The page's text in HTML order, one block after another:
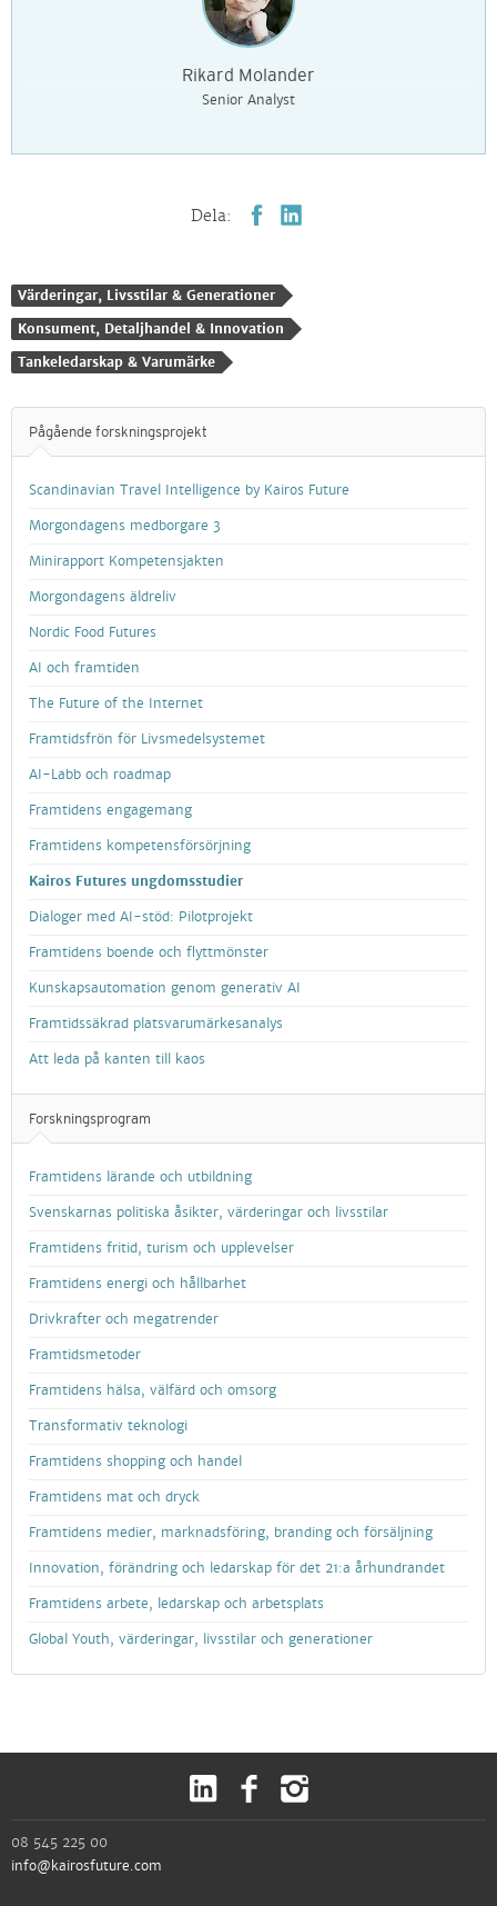
Rikard Molander
Senior Analyst
Dela:
Värderingar, Livsstilar & Generationer
Konsument, Detaljhandel & Innovation
Tankeledarskap & Varumärke
Pågående forskningsprojekt
Scandinavian Travel Intelligence by Kairos Future
Morgondagens medborgare 3
Minirapport Kompetensjakten
Morgondagens äldreliv
Nordic Food Futures
AI och framtiden
The Future of the Internet
Framtidsfrön för Livsmedelsystemet
AI-Labb och roadmap
Framtidens engagemang
Framtidens kompetensförsörjning
Kairos Futures ungdomsstudier
Dialoger med AI-stöd: Pilotprojekt
Framtidens boende och flyttmönster
Kunskapsautomation genom generativ AI
Framtidssäkrad platsvarumärkesanalys
Att leda på kanten till kaos
Forskningsprogram
Framtidens lärande och utbildning
Svenskarnas politiska åsikter, värderingar och livsstilar
Framtidens fritid, turism och upplevelser
Framtidens energi och hållbarhet
Drivkrafter och megatrender
Framtidsmetoder
Framtidens hälsa, välfärd och omsorg
Transformativ teknologi
Framtidens shopping och handel
Framtidens mat och dryck
Framtidens medier, marknadsföring, branding och försäljning
Innovation, förändring och ledarskap för det 21:a århundrandet
Framtidens arbete, ledarskap och arbetsplats
Global Youth, värderingar, livsstilar och generationer
08 545 225 00
info@kairosfuture.com